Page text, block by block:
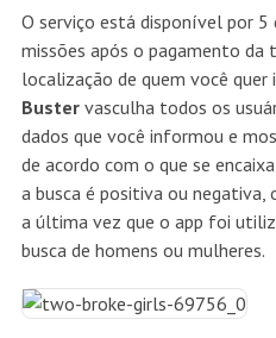
O serviço está disponível por
missões após o pagamento da
localização de quem você quer
Bustervasculha todos os
dados que você informou e
de acordo com o que se
a busca é positiva ou
a última vez que o app foi
busca de homens ou mulheres.